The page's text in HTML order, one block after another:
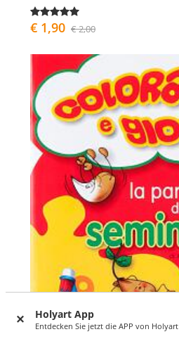
Holyart App
Entdecken Sie jetzt die APP von Holyart
€ 1,90 € 2,00